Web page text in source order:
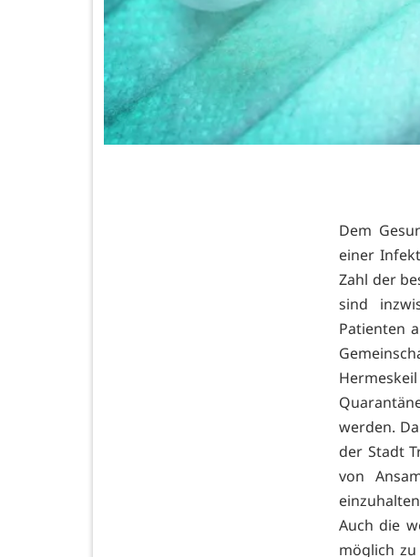
Dem
einer
Zahl der
sind
Patienten
werden.
der Stadt
von
Auch die
möglich